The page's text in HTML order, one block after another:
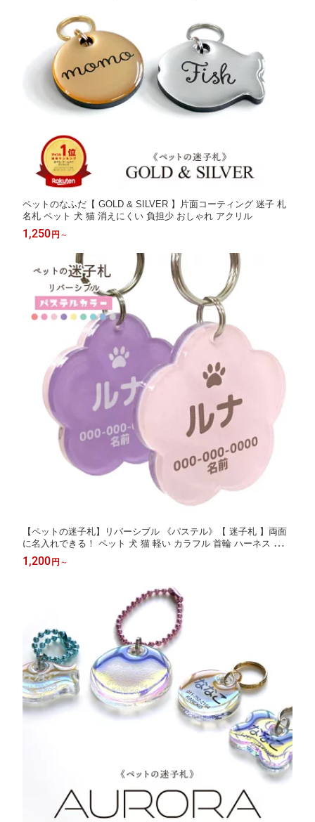
ペットのなふだ【 GOLD & SILVER 】片面コーティング 迷子 札
名札 ペット 犬 猫 消えにくい 負担少 おしゃれ アクリル
1,250 円 ～
【ペットの迷子札】リバーシブル 《パステル》【 迷子札 】両面
に名入れできる！ ペット 犬 猫 軽い カラフル 首輪 ハーネス 両面
災害 散歩
1,200 円 ～